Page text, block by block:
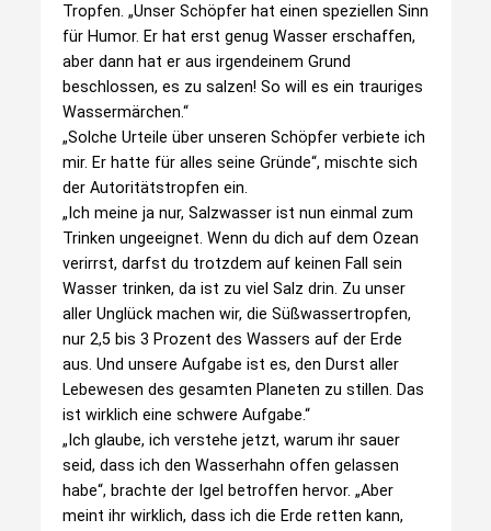
Tropfen. „Unser Schöpfer hat einen speziellen Sinn
für Humor. Er hat erst genug Wasser erschaffen,
aber dann hat er aus irgendeinem Grund
beschlossen, es zu salzen! So will es ein trauriges
Wassermärchen.“
„Solche Urteile über unseren Schöpfer verbiete ich
mir. Er hatte für alles seine Gründe“, mischte sich
der Autoritätstropfen ein.
„Ich meine ja nur, Salzwasser ist nun einmal zum
Trinken ungeeignet. Wenn du dich auf dem Ozean
verirrst, darfst du trotzdem auf keinen Fall sein
Wasser trinken, da ist zu viel Salz drin. Zu unser
aller Unglück machen wir, die Süßwassertropfen,
nur 2,5 bis 3 Prozent des Wassers auf der Erde
aus. Und unsere Aufgabe ist es, den Durst aller
Lebewesen des gesamten Planeten zu stillen. Das
ist wirklich eine schwere Aufgabe.“
„Ich glaube, ich verstehe jetzt, warum ihr sauer
seid, dass ich den Wasserhahn offen gelassen
habe“, brachte der Igel betroffen hervor. „Aber
meint ihr wirklich, dass ich die Erde retten kann,